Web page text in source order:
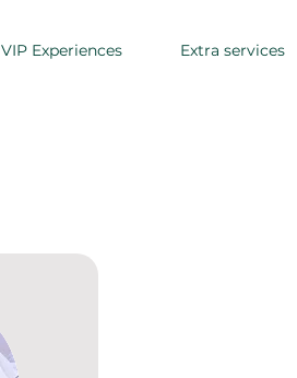
VIP Experiences Extra services